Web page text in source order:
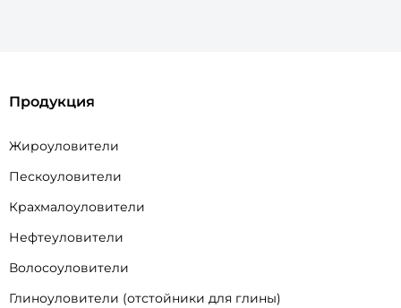
Продукция
Жироуловители
Пескоуловители
Крахмалоуловители
Нефтеуловители
Волосоуловители
Глиноуловители (отстойники для глины)